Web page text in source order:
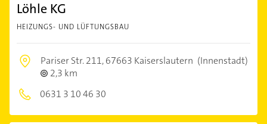
Löhle KG
HEIZUNGS- UND LÜFTUNGSBAU
Pariser Str. 211,67663 Kaiserslautern (Innenstadt)
2,3 km
0631 3 10 46 30